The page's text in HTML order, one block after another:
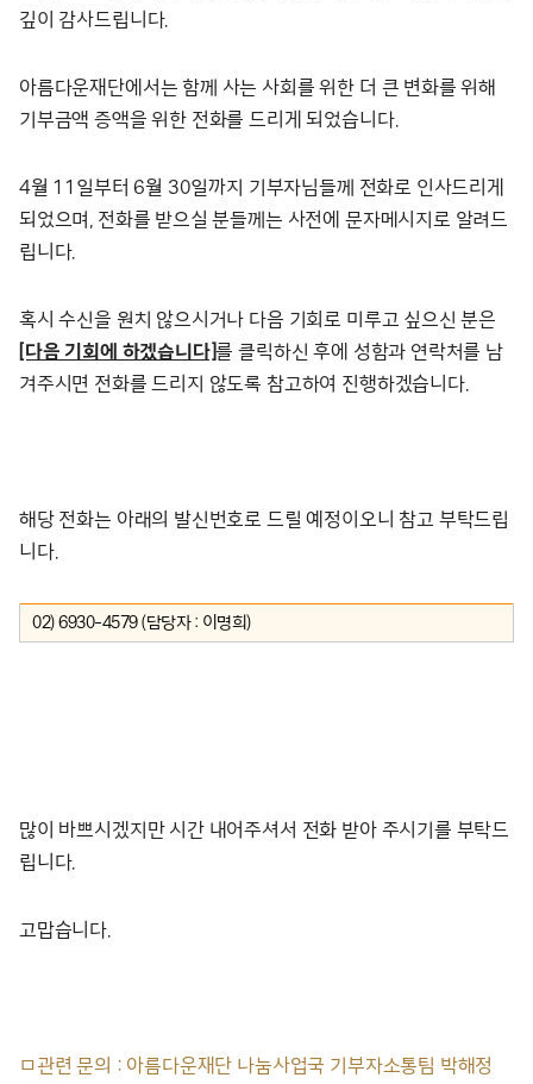
깊이 감사드립니다.
아름다운재단에서는 함께 사는 사회를 위한 더 큰 변화를 위해
기부금액 증액을 위한 전화를 드리게 되었습니다.
4월 11일부터 6월 30일까지 기부자님들께 전화로 인사드리게
되었으며, 전화를 받으실 분들께는 사전에 문자메시지로 알려드
립니다.
혹시 수신을 원치 않으시거나 다음 기회로 미루고 싶으신 분은
[다음 기회에 하겠습니다]를 클릭하신 후에 성함과 연락처를 남
겨주시면 전화를 드리지 않도록 참고하여 진행하겠습니다.
해당 전화는 아래의 발신번호로 드릴 예정이오니 참고 부탁드립
니다.
02) 6930-4579 (담당자 : 이명희)
많이 바쁘시겠지만 시간 내어주셔서 전화 받아 주시기를 부탁드
립니다.
고맙습니다.
ㅁ관련 문의 : 아름다운재단 나눔사업국 기부자소통팀 박해정